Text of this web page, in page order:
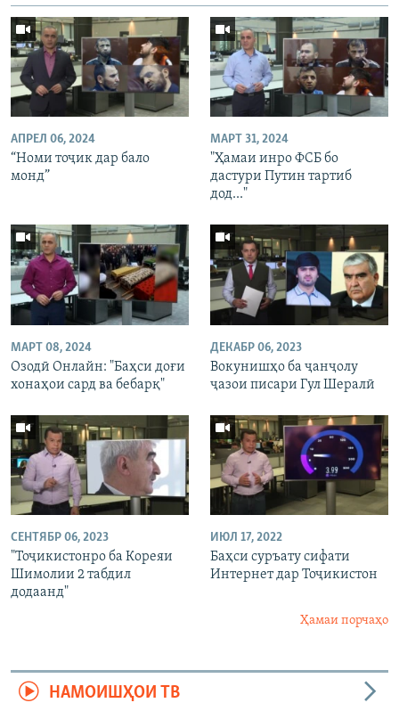
АПРЕЛ 06, 2024
“Номи тоҷик дар бало
монд”
МАРТ 31, 2024
"Ҳамаи инро ФСБ бо
дастури Путин тартиб
дод..."
МАРТ 08, 2024
Озодӣ Онлайн: "Баҳси доғи
хонаҳои сард ва бебарқ"
ДЕКАБР 06, 2023
Вокунишҳо ба ҷанҷолу
ҷазои писари Гул Шералӣ
СЕНТЯБР 06, 2023
"Тоҷикистонро ба Кореяи
Шимолии 2 табдил
додаанд"
ИЮЛ 17, 2022
Баҳси суръату сифати
Интернет дар Тоҷикистон
Ҳамаи порчаҳо
НАМОИШҲОИ ТВ